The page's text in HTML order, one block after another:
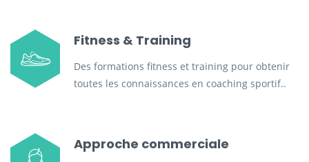
Fitness & Training
Des formations fitness et training pour obtenir
toutes les connaissances en coaching sportif..
Approche commerciale